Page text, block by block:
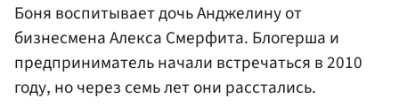
Боня воспитывает дочь Анджелину от
бизнесмена Алекса Смерфита. Блогерша и
предприниматель начали встречаться в 2010
году, но через семь лет они расстались.